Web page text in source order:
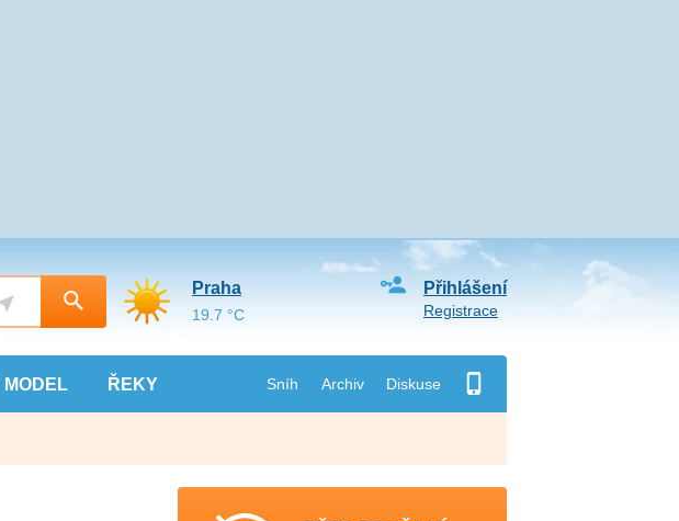
MODEL ŘEKY Sníh Archiv Diskuse
Přihlášení
Registrace
Praha
19.7 °C